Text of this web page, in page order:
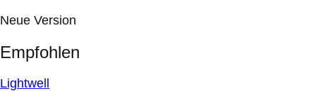
Neue Version
Empfohlen
Lightwell